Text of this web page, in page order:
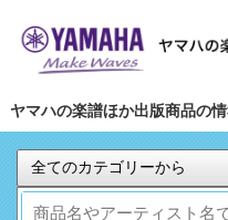
ヤマハの楽譜ほか出版商品の情